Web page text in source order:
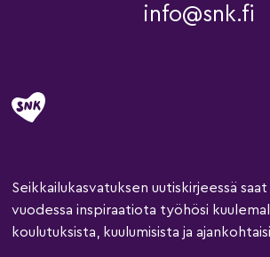
info@snk.fi
Seikkailukasvatuksen uutiskirjeessä
vuodessa inspiraatiota työhösi
koulutuksista, kuulumisista ja